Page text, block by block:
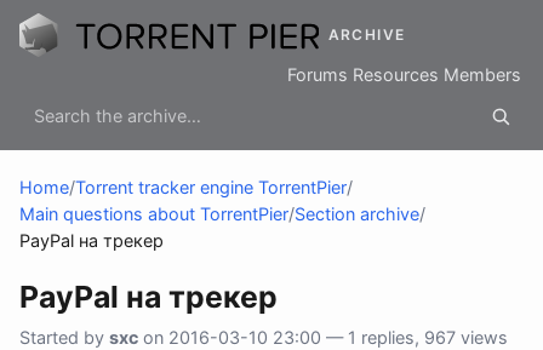
ARCHIVE
Forums Resources Members
Home/Torrent tracker engine TorrentPier/
Main questions about TorrentPier/Section archive/
PayPal на трекер
PayPal на трекер
Started by sхс on 2016-03-10 23:00 — 1 replies, 967 views